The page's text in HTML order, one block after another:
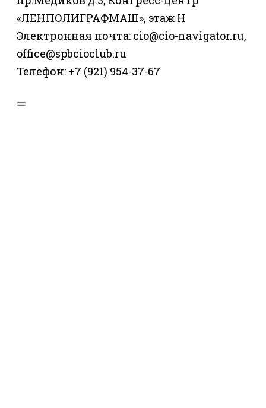
«ЛЕНПОЛИГРАФМАШ», этаж Н
Электронная почта: cio@cio-navigator.ru,
office@spbcioclub.ru
Телефон: +7 (921) 954-37-67